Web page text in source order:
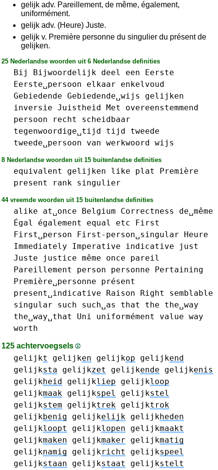
gelijk adv. Pareillement, de même, également,
uniformément.
gelijk adv. (Heure) Juste.
gelijk v. Première personne du singulier du présent de
gelijken.
25 Nederlandse woorden uit 6 Nederlandse definities
Bij Bijwoordelijk deel een
Eerste
Eerste␣persoon
elkaar
enkelvoud
Gebiedende Gebiedende␣wijs
gelijken
inversie Juistheid Met
overeenstemmend
persoon
recht
scheidbaar
tegenwoordige␣tijd
tijd
tweede
tweede␣persoon
van werkwoord wijs
8 Nederlandse woorden uit 15 buitenlandse definities
equivalent gelijken like plat
Première
present
rank singulier
44 vreemde woorden uit 15 buitenlandse definities
alike at␣once Belgium Correctness
de␣même
Égal
également equal etc
First
First␣person
First-person␣singular
Heure
Immediately
Imperative indicative
just
Juste
justice même once
pareil
Pareillement
person personne
Pertaining
Première␣personne
présent
present␣indicative
Raison Right
semblable
singular
such such␣as that the
the␣way
the␣way␣that
Uni uniformément value way
worth
125 achtervoegsels
gelijkt gelijken gelijkop gelijkend
gelijksta gelijkzet gelijkende gelijkenis
gelijkheid gelijkliep gelijkloop
gelijkmaak gelijkspel gelijkstel
gelijkstem gelijktrek gelijktrok
gelijkbenig gelijkelijk gelijkheden
gelijkloopt gelijklopen gelijkmaakt
gelijkmaken gelijkmaker gelijkmatig
gelijknamig gelijkricht gelijkspeel
gelijkstaan gelijkstaat gelijkstelt